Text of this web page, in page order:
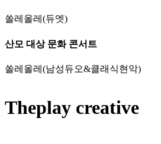
쏠레올레(듀엣)
산모 대상 문화 콘서트
쏠레올레(남성듀오&클래식현악)
Theplay creative